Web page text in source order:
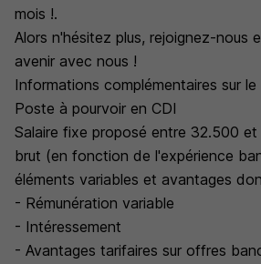
mois !.
Alors n'hésitez plus, rejoignez-nous
avenir avec nous !
Informations complémentaires sur
Poste à pourvoir en CDI
Salaire fixe proposé entre 32.500
brut (en fonction de l'expérience
éléments variables et avantages
- Rémunération variable
- Intéressement
- Avantages tarifaires sur offres